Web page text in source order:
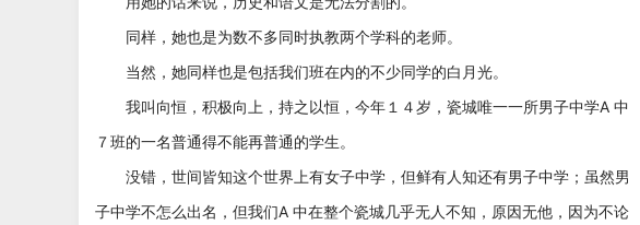
同样，她也是为数不多同时执教两个学科的老师。
当然，她同样也是包括我们班在内的不少同学的白月光。
我叫向恒，积极向上，持之以恒，今年１４岁，瓷城唯一一所男子中学A 中
７班的一名普通得不能再普通的学生。
没错，世间皆知这个世界上有女子中学，但鲜有人知还有男子中学；虽然男
子中学不怎么出名，但我们A 中在整个瓷城几乎无人不知，原因无他，因为不论